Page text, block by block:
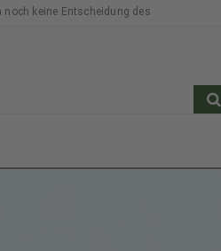
keine Entscheidung des